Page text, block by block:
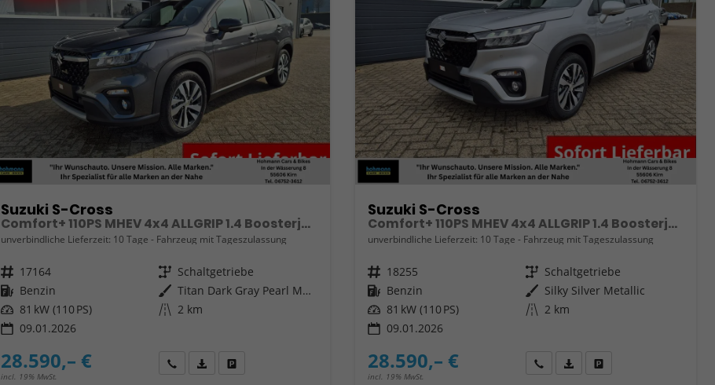
Suzuki S-Cross
Comfort+ 110PS MHEV 4x4 ALLGRIP 1.4 Boosterjet Teilleder Navi Klimaautomatik Sitzheizung ACC PDC v+h 4x Kamera Suzuki-Radio Apple CarPlay Android Auto Touchscreen 2xKeyless 17-LM
unverbindliche Lieferzeit: 10 Tage Fahrzeug mit Tageszulassung
Fahrzeugnr. 17164 Getriebe Schaltgetriebe
Kraftstoff Benzin Außenfarbe
Titan Dark Gray Pearl Metallic
Leistung 81 kW (110 PS) Kilometerstand 2 km
09.01.2026
28.590,– €
incl. 19% MwSt.
Wir rufen Sie anFahrzeugexposé (PDF)
Suzuki S-Cross
Comfort+ 110PS MHEV 4x4 ALLGRIP 1.4 Boosterjet Teilleder Navi Klimaautomatik Sitzheizung ACC PDC v+h 4x Kamera Suzuki-Radio Apple CarPlay Android Auto Touchscreen 2xKeyless 17-LM
unverbindliche Lieferzeit: 10 Tage Fahrzeug mit Tageszulassung
Fahrzeugnr. 18255 Getriebe Schaltgetriebe
Kraftstoff Benzin Außenfarbe Silky Silver Metallic
Leistung 81 kW (110 PS) Kilometerstand 2 km
09.01.2026
28.590,– €
incl. 19% MwSt.
Wir rufen Sie an
Fahrzeugexposé (PDF)
Fahrzeug parken